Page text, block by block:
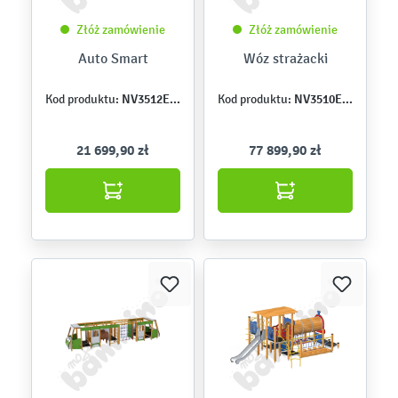
Złóż zamówienie
Auto Smart
Kod produktu: NV3512EPZ
21 699,90 zł
Złóż zamówienie
Wóz strażacki
Kod produktu: NV3510EPZ
77 899,90 zł